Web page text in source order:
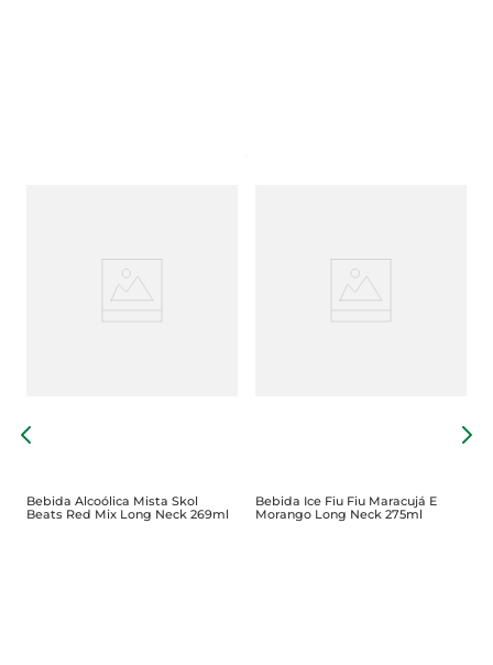
Bebida Alcoólica Mista Skol
Beats Red Mix Long Neck 269ml
Bebida Ice Fiu Fiu Maracujá E
Morango Long Neck 275ml